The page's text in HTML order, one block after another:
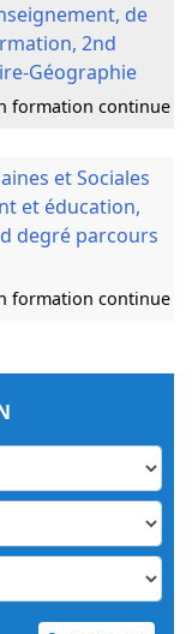
de
2nd
Géographie
formation continue
et Sociales
et éducation,
degré parcours
formation continue